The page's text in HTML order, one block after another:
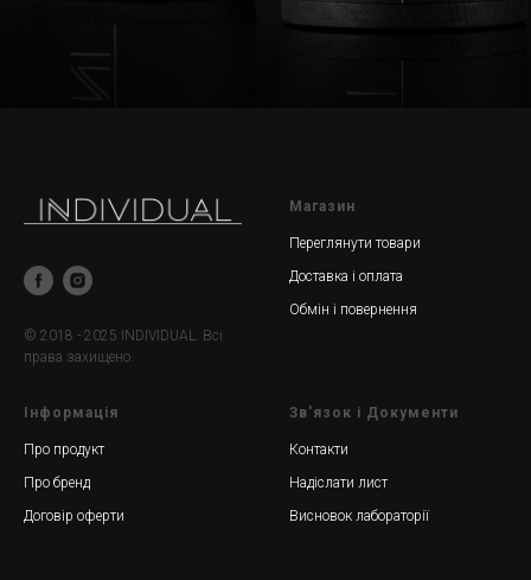
© 2018 - 2025 INDIVIDUAL. Всі
права захищено.
Магазин
Переглянути товари
Доставка і оплата
Обмін і повернення
Інформація
Про продукт
Про бренд
Договір оферти
Зв'язок і Документи
Контакти
Надіслати лист
Висновок лабораторії